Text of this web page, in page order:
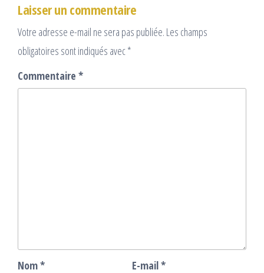
Laisser un commentaire
Votre adresse e-mail ne sera pas publiée. Les champs
obligatoires sont indiqués avec*
Commentaire *
Nom* E-mail*